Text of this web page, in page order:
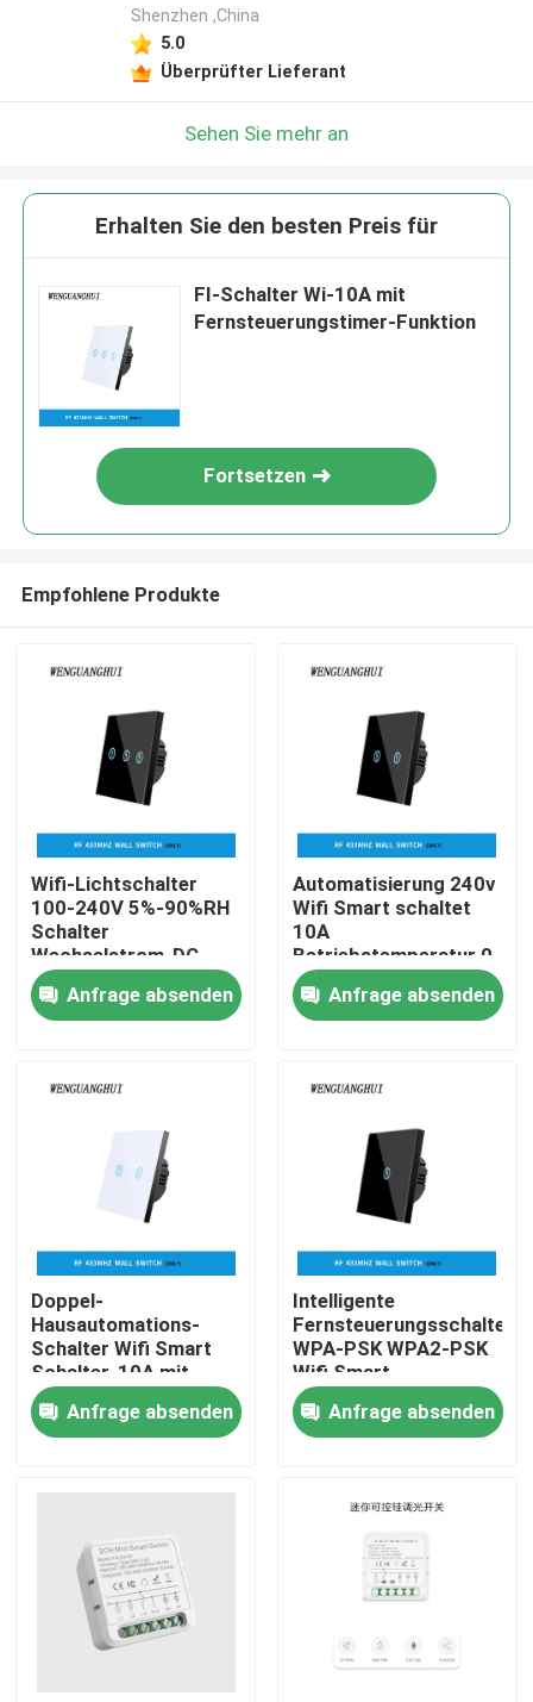
Haus
Produkte
Über uns
Qualitätskontrolle
Treten Sie mit uns in Verbindung
Intelligenter Schalter Homekit
WLAN-Smart-Switches
Shenzhen ,China
5.0
Überprüfter Lieferant
Sehen Sie mehr an
Erhalten Sie den besten Preis für
FI-Schalter Wi-10A mit
Fernsteuerungstimer-Funktion
Fortsetzen
Empfohlene Produkte
Wifi-Lichtschalter
100-240V 5%-90%RH
Schalter
Wechselstrom-DC-
drahtlosen Netzwerks
Anfrage absenden
Automatisierung 240v
Wifi Smart schaltet
10A
Betriebstemperatur 0-
40℃
Anfrage absenden
Doppel-
Hausautomations-
Schalter Wifi Smart
Schalter-10A mit
Arbeitsfeuchtigkeit
des App-
Steuer5%-90%rh
Anfrage absenden
Intelligente
Fernsteuerungsschalter
WPA-PSK WPA2-PSK
Wifi Smart
Anfrage absenden